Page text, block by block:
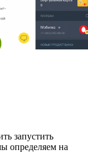
запустить
определяем на